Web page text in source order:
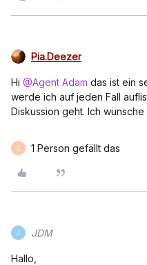
Pia.Deezer
Hi @Agent Adam das ist ein
werde ich auf jeden Fall
Diskussion geht. Ich
S 1 Person gefällt das
J JDM
Hallo,